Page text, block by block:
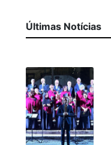
Últimas Notícias